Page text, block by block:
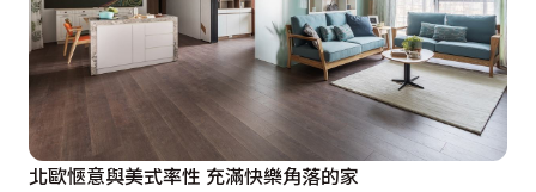
北歐愜意與美式率性 充滿快樂角落的家